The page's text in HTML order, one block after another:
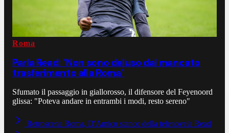
Roma
Parla Read: "Non sono deluso dal mancato
trasferimento alla Roma"
Sfumato il passaggio in giallorosso, il difensore del Feyenoord
glissa: "Poteva andare in entrambi i modi, resto sereno"
Retroscena Roma, D'Amico stanco della telenovela Read